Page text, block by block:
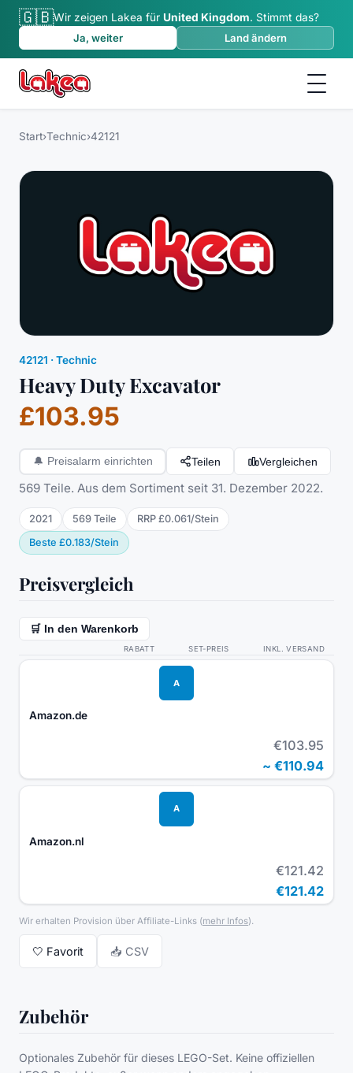
🇬🇧Wir zeigen Lakea für United Kingdom. Stimmt das?
Ja, weiter
Land ändern
Start›Technic›42121
42121 ·Technic
Heavy Duty Excavator
£103.95
🔔 Preisalarm einrichten Teilen Vergleichen
569 Teile. Aus dem Sortiment seit 31. Dezember 2022.
2021 569 Teile RRP £0.061/Stein
Beste £0.183/Stein
Preisvergleich
🛒 In den Warenkorb
RABATT SET-PREIS INKL. VERSAND
A
Amazon.de
€103.95
~ €110.94
A
Amazon.nl
€121.42
€121.42
Wir erhalten Provision über Affiliate-Links (mehr Infos).
🤍 Favorit 📥 CSV
Zubehör
Optionales Zubehör für dieses LEGO-Set. Keine offiziellen